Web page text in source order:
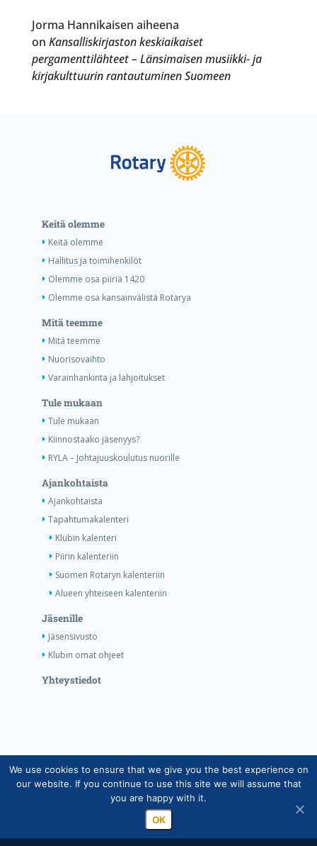
Jorma Hannikaisen aiheena
on Kansalliskirjaston keskiaikaiset
pergamenttilähteet – Länsimaisen musiikki- ja
kirjakulttuurin rantautuminen Suomeen
Keitä olemme
Keitä olemme
Hallitus ja toimihenkilöt
Olemme osa piiriä 1420
Olemme osa kansainvälistä Rotarya
Mitä teemme
Mitä teemme
Nuorisovaihto
Varainhankinta ja lahjoitukset
Tule mukaan
Tule mukaan
Kiinnostaako jäsenyys?
RYLA – Johtajuuskoulutus nuorille
Ajankohtaista
Ajankohtaista
Tapahtumakalenteri
Klubin kalenteri
Piirin kalenteriin
Suomen Rotaryn kalenteriin
Alueen yhteiseen kalenteriin
Jäsenille
Jäsensivusto
Klubin omat ohjeet
Yhteystiedot
Copyright © Suomen Rotarypalvelu ry 2026 |
Jäsentietojärjestelmän tietosuojaseloste| Henkilötietojen
käsittely Rotarytoiminnassa
We use cookies to ensure that we give you the best experience on
our website. If you continue to use this site we will assume that
you are happy with it.
OK